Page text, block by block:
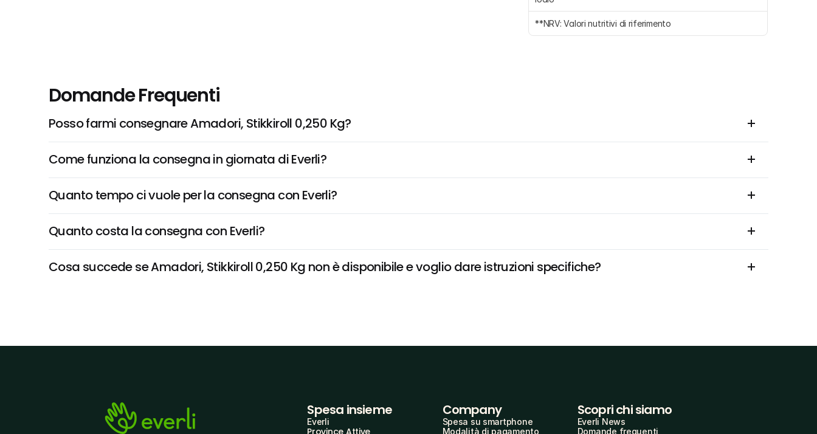
**NRV: Valori nutritivi di riferimento
Domande Frequenti
Posso farmi consegnare Amadori, Stikkiroll 0,250 Kg?
Come funziona la consegna in giornata di Everli?
Quanto tempo ci vuole per la consegna con Everli?
Quanto costa la consegna con Everli?
Cosa succede se Amadori, Stikkiroll 0,250 Kg non è disponibile e voglio dare istruzioni specifiche?
Spesa insieme
Everli
Province Attive
Company
Spesa su smartphone
Modalità di pagamento
Scopri chi siamo
Everli News
Domande frequenti